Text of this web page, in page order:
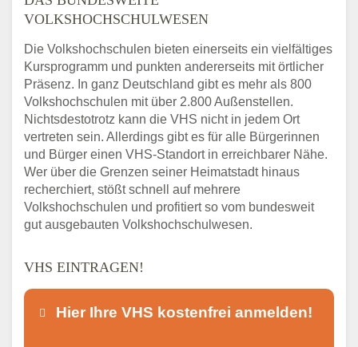
VOLKSHOCHSCHULWESEN
Die Volkshochschulen bieten einerseits ein vielfältiges
Kursprogramm und punkten andererseits mit örtlicher
Präsenz. In ganz Deutschland gibt es mehr als 800
Volkshochschulen mit über 2.800 Außenstellen.
Nichtsdestotrotz kann die VHS nicht in jedem Ort
vertreten sein. Allerdings gibt es für alle Bürgerinnen
und Bürger einen VHS-Standort in erreichbarer Nähe.
Wer über die Grenzen seiner Heimatstadt hinaus
recherchiert, stößt schnell auf mehrere
Volkshochschulen und profitiert so vom bundesweit
gut ausgebauten Volkshochschulwesen.
VHS EINTRAGEN!
Hier Ihre VHS kostenfrei anmelden!